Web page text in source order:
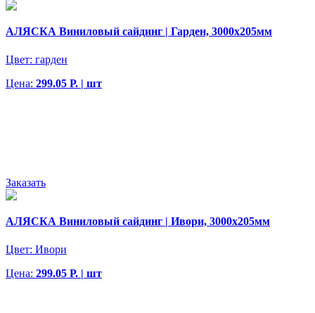
АЛЯСКА Виниловый сайдинг | Гарден, 3000х205мм
Цвет: гарден
Цена: 299.05 Р. | шт
Заказать
АЛЯСКА Виниловый сайдинг | Ивори, 3000х205мм
Цвет: Ивори
Цена: 299.05 Р. | шт